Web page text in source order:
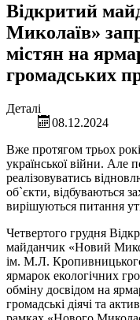
Відкритий
Миколаїв»
містян на
громадських
Деталі
08.12.2024
Вже протягом трьох
української війни. Але
реалізовуватись
об`єкти, відбуваються
вирішуються питання
Четвертого грудня
майданчик «Новий
ім. М.Л.
ярмарок екологічних
обміну досвідом на
громадські діячі та